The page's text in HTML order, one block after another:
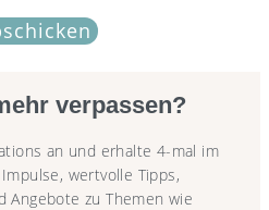
verpassen?
an und erhalte 4-mal im
wertvolle Tipps,
Angebote zu Themen wie